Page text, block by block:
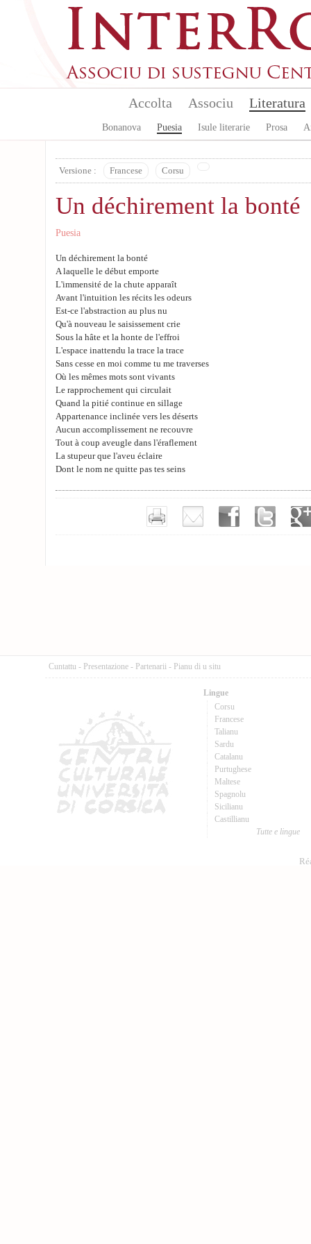
Accolta Associu Literatura
Bonanova Puesia Isule literarie Prosa
Versione : Francese Corsu
Un déchirement la bonté
Puesia
Un déchirement la bonté
A laquelle le début emporte
L'immensité de la chute apparaît
Avant l'intuition les récits les odeurs
Est-ce l'abstraction au plus nu
Qu'à nouveau le saisissement crie
Sous la hâte et la honte de l'effroi
L'espace inattendu la trace la trace
Sans cesse en moi comme tu me traverses
Où les mêmes mots sont vivants
Le rapprochement qui circulait
Quand la pitié continue en sillage
Appartenance inclinée vers les déserts
Aucun accomplissement ne recouvre
Tout à coup aveugle dans l'éraflement
La stupeur que l'aveu éclaire
Dont le nom ne quitte pas tes seins
Cuntattu - Presentazione - Partenarii - Pianu di u situ
Lingue
Corsu
Francese
Talianu
Sardu
Catalanu
Purtughese
Maltese
Spagnolu
Sicilianu
Castillianu
Tutte e lingue